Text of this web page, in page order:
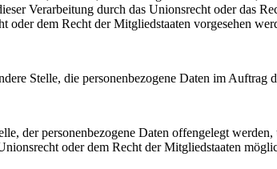
Verarbeitung durch das Unionsrecht oder das
oder dem Recht der Mitgliedstaaten vorgesehen
Stelle, die personenbezogene Daten im Auftrag
der personenbezogene Daten offengelegt
oder dem Recht der Mitgliedstaaten